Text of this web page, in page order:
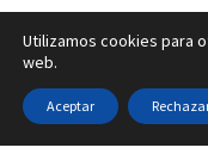
Contactar ||Datos
Utilizamos cookies para
web.
Aceptar